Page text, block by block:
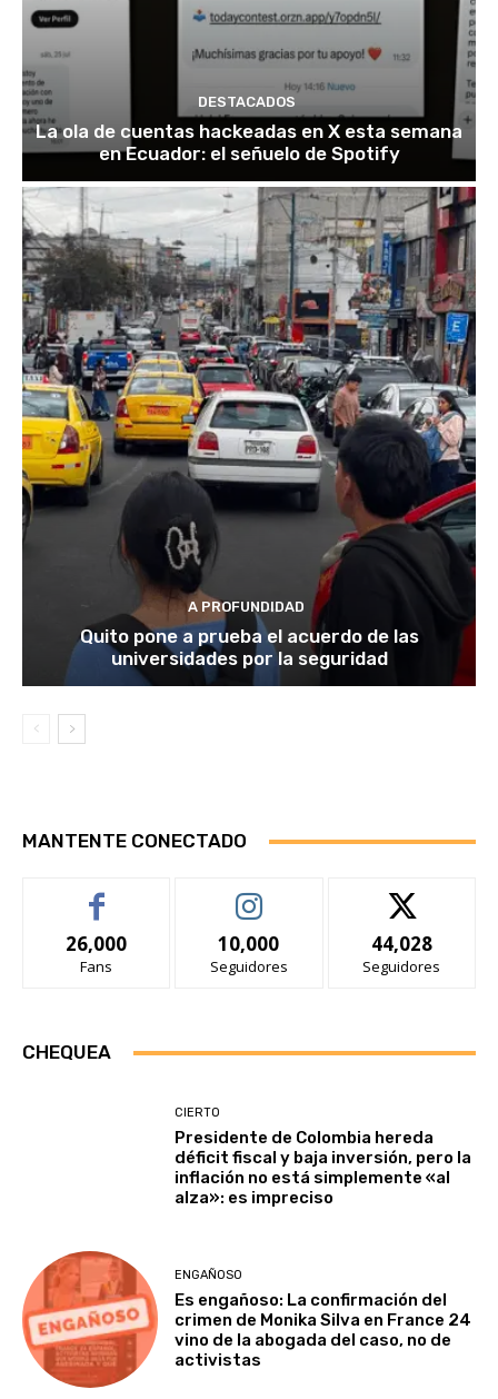
DESTACADOS
La ola de cuentas hackeadas en X esta semana
en Ecuador: el señuelo de Spotify
A PROFUNDIDAD
Quito pone a prueba el acuerdo de las
universidades por la seguridad
MANTENTE CONECTADO
26,000
Fans
10,000
Seguidores
44,028
Seguidores
CHEQUEA
CIERTO
Presidente de Colombia hereda
déficit fiscal y baja inversión, pero la
inflación no está simplemente «al
alza»: es impreciso
ENGAÑOSO
Es engañoso: La confirmación del
crimen de Monika Silva en France 24
vino de la abogada del caso, no de
activistas